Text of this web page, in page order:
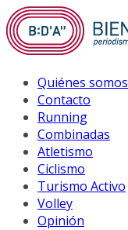
Saltar
al
contenido
Quiénes somos
Contacto
Running
Combinadas
Atletismo
Ciclismo
Turismo Activo
Volley
Opinión